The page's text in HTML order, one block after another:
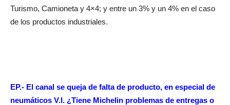
Turismo, Camioneta y 4×4; y entre un 3% y un 4% en el caso
de los productos industriales.
EP.- El canal se queja de falta de producto, en especial de
neumáticos V.I. ¿Tiene Michelin problemas de entregas o